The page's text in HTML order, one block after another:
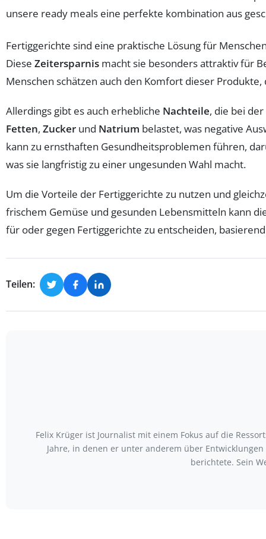
Fertiggerichte sind eine praktische Lösung für
Diese Zeitersparnis macht sie besonders attraktiv für
Menschen schätzen auch den Komfort dieser
Allerdings gibt es auch erhebliche Nachteile, die bei
Fetten, Zucker und Natrium belastet, was negative
kann zu ernsthaften Gesundheitsproblemen führen,
was sie langfristig zu einer ungesunden Wahl macht.
Um die Vorteile der Fertiggerichte zu nutzen und
frischem Gemüse und gesunden Lebensmitteln kann
für oder gegen Fertiggerichte zu entscheiden,
Teilen:
Felix Krüger ist Journalist mit einem Fokus auf die
Jahre, in denen er unter anderem über
berichtete. Sein